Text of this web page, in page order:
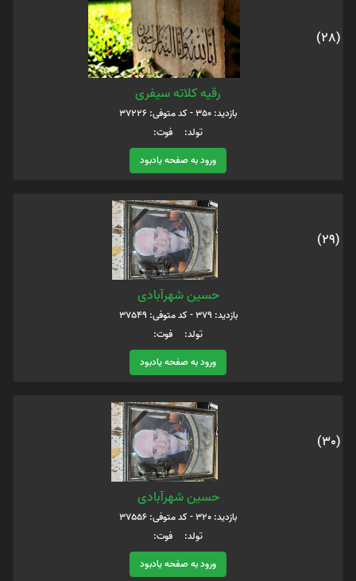
(28)
رقیه کلاته سیفری
بازدید: 350 - کد متوفی: 37226
تولد: فوت:
ورود به صفحه یادبود
(29)
حسین شهرآبادی
بازدید: 379 - کد متوفی: 37549
تولد: فوت:
ورود به صفحه یادبود
(30)
حسین شهرآبادی
بازدید: 320 - کد متوفی: 37556
تولد: فوت:
ورود به صفحه یادبود